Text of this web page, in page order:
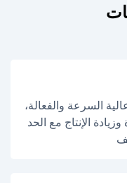
السرعة والفعالة،
الإنتاج مع الحد